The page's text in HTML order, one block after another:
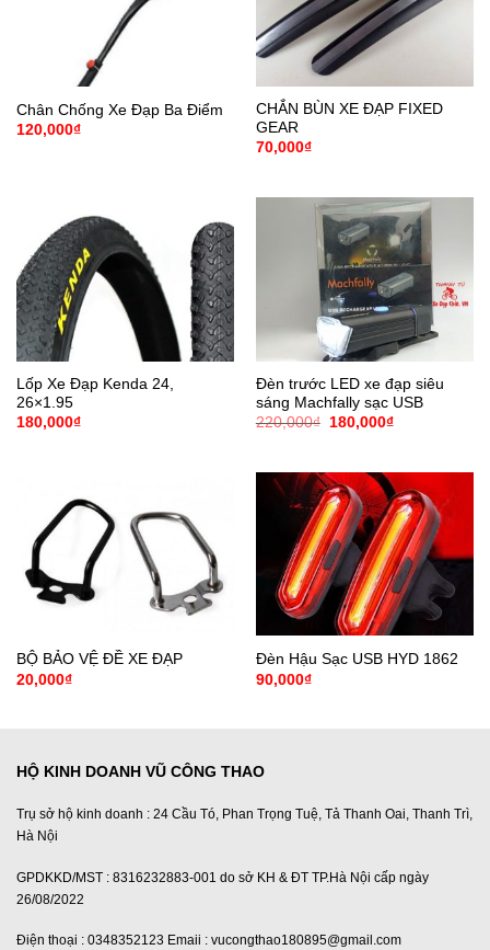
Chân Chống Xe Đạp Ba Điểm
120,000₫
CHẮN BÙN XE ĐẠP FIXED
GEAR
70,000₫
Lốp Xe Đạp Kenda 24,
26×1.95
180,000₫
Đèn trước LED xe đạp siêu
sáng Machfally sạc USB
220,000₫
Giá
180,000₫Giá
180,000₫.
BỘ BẢO VỆ ĐỀ XE ĐẠP
20,000₫
Đèn Hậu Sạc USB HYD 1862
90,000₫
HỘ KINH DOANH VŨ CÔNG THAO
Trụ sở hộ kinh doanh : 24 Cầu Tó, Phan Trọng Tuệ, Tả Thanh Oai, Thanh Trì,
Hà Nội
GPDKKD/MST : 8316232883-001 do sở KH & ĐT TP.Hà Nội cấp ngày
26/08/2022
Điện thoại : 0348352123 Emaii : vucongthao180895@gmail.com